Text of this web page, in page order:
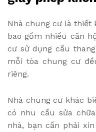
Nhà chung cư là thiết
bao gồm nhiều căn
cư sử dụng cầu
mỗi tòa chung cư
riêng.
Nhà chung cư khác
có nhu cầu sửa
nhà, bạn cần phải